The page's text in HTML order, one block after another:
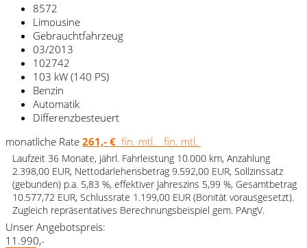
8572
Limousine
Gebrauchtfahrzeug
03/2013
102742
103 kW (140 PS)
Benzin
Automatik
Differenzbesteuert
monatliche Rate 261,- € fin. mtl. fin. mtl.
Laufzeit 36 Monate, jährl. Fahrleistung 10.000 km, Anzahlung
2.398,00 EUR, Nettodarlehensbetrag 9.592,00 EUR, Sollzinssatz
(gebunden) p.a. 5,83 %, effektiver Jahreszins 5,99 %, Gesamtbetrag
10.577,72 EUR, Schlussrate 1.199,00 EUR (Bonität vorausgesetzt).
Zugleich repräsentatives Berechnungsbeispiel gem. PAngV.
Unser Angebotspreis:
11.990,-